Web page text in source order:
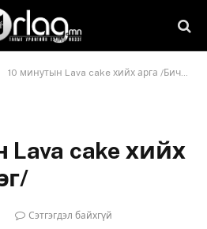
10 минутын Lava cake хийх арга /Бичлэг/
Lava cake хийх
Сэтгэгдэл байхгүй